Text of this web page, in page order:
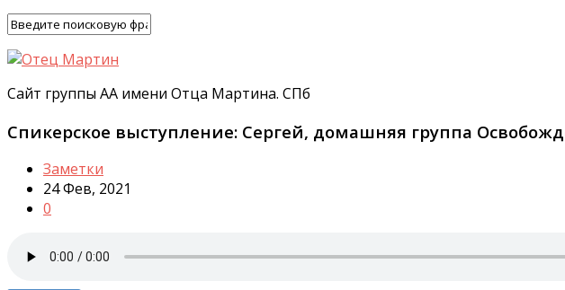
Сайт группы АА имени Отца Мартина. СПб
Спикерское выступление: Сергей, домашняя группа
Заметки
24 Фев, 2021
0